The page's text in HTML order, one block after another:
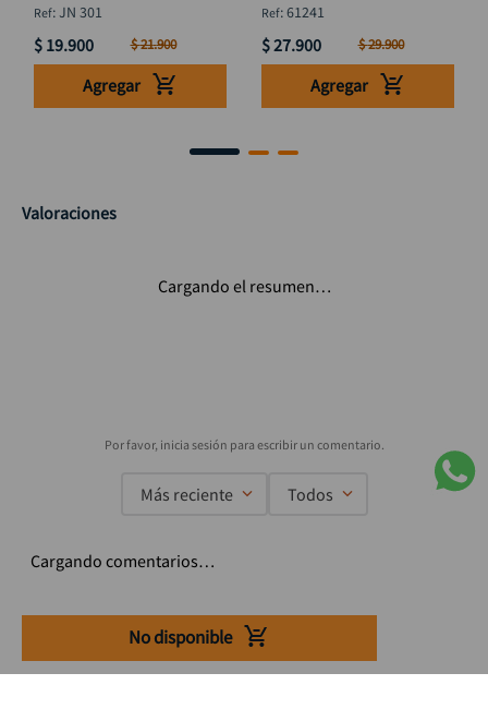
No disponible
:JN 301
$ 19.900 $21.900
Agregar
:61241
$27.900 $29.900
Agregar
Valoraciones
Cargando el resumen…
Más reciente Todos
Cargando comentarios…
Suscríbete a nuestro Newsletter